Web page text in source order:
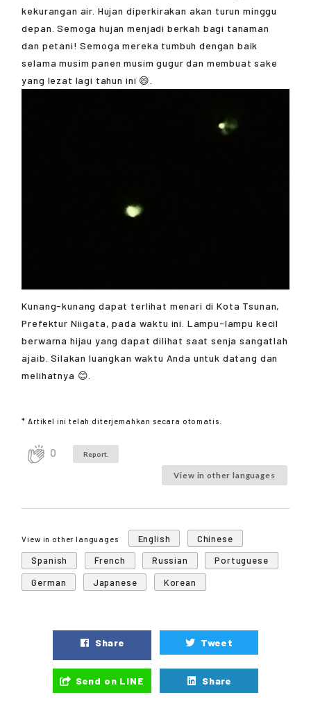
kekurangan air. Hujan diperkirakan akan turun minggu
depan. Semoga hujan menjadi berkah bagi tanaman
dan petani! Semoga mereka tumbuh dengan baik
selama musim panen musim gugur dan membuat sake
yang lezat lagi tahun ini 😄.
Kunang-kunang dapat terlihat menari di Kota Tsunan,
Prefektur Niigata, pada waktu ini. Lampu-lampu kecil
berwarna hijau yang dapat dilihat saat senja sangatlah
ajaib. Silakan luangkan waktu Anda untuk datang dan
melihatnya 😊.
* Artikel ini telah diterjemahkan secara otomatis.
0 Report.
View in other languages
View in other languages English
Chinese
Spanish
French Russian
Portuguese
German
Japanese Korean
Share Tweet
Send on LINE Share